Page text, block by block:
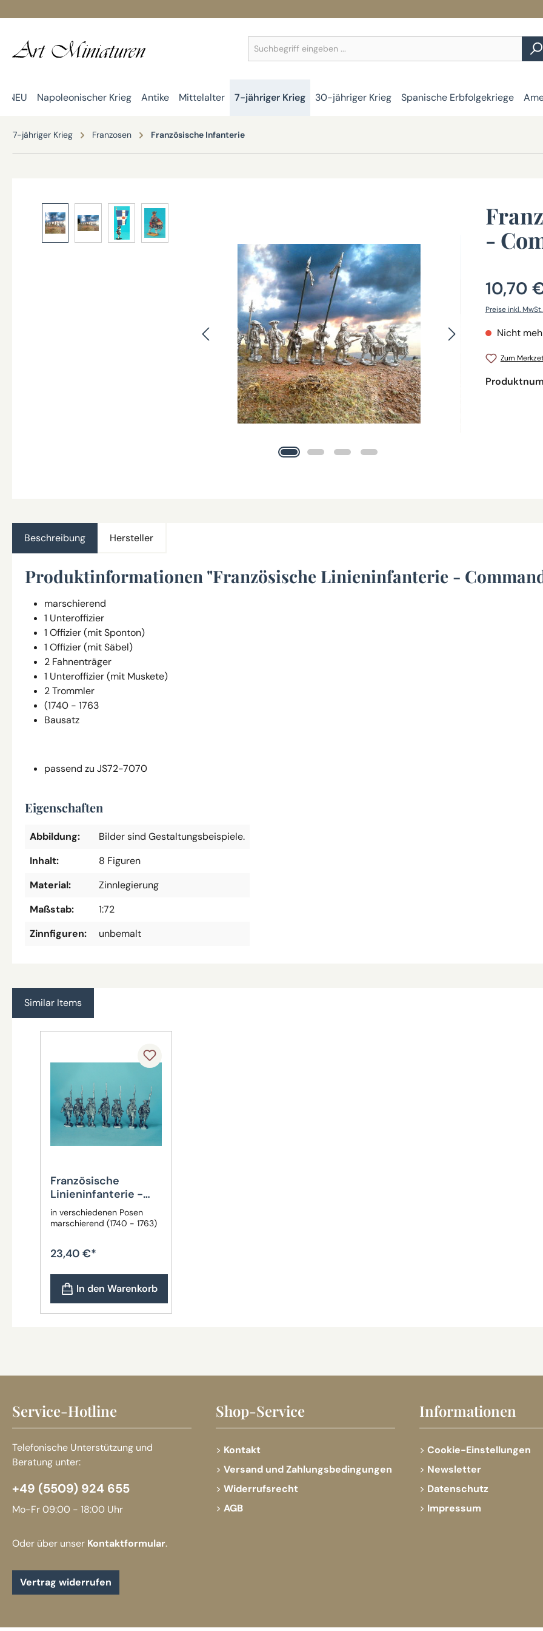
NEU Napoleonischer Krieg Antike Mittelalter 7-jähriger Krieg 30-jähriger Krieg Spanische Erbfolgekriege
7-jähriger Krieg Franzosen Französische Infanterie
Bildergalerie überspringen
-
10,70
Preise inkl.
Nicht
Zum
Beschreibung Hersteller
Produktinformationen "Französische Linieninfanterie -
marschierend
1 Unteroffizier
1 Offizier (mit Sponton)
1 Offizier (mit Säbel)
2 Fahnenträger
1 Unteroffizier (mit Muskete)
2 Trommler
(1740 - 1763
Bausatz
passend zu JS72-7070
Eigenschaften
Abbildung:
Bilder sind Gestaltungsbeispiele.
Inhalt:
8 Figuren
Material:
Zinnlegierung
Maßstab:
1:72
Zinnfiguren:
unbemalt
Similar Items
Französische
Linieninfanterie -
Füsiliere
in verschiedenen Posen
marschierend (1740 - 1763)
23,40 €*
In den Warenkorb
Service-Hotline
Telefonische Unterstützung und
Beratung unter:
+49 (5509) 924 655
Mo-Fr 09:00 - 18:00 Uhr
Oder über unser Kontaktformular.
Vertrag widerrufen
Shop-Service
Kontakt
Versand und Zahlungsbedingungen
Widerrufsrecht
AGB
Informationen
Cookie-Einstellungen
Newsletter
Datenschutz
Impressum